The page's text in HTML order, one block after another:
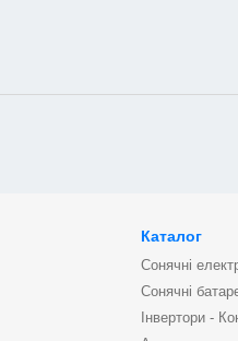
Каталог
Сонячні
Сонячні
Інвертори -